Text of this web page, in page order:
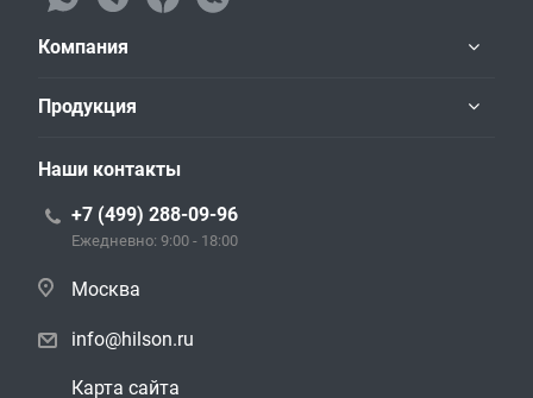
Компания
Продукция
Наши контакты
+7 (499) 288-09-96
Ежедневно: 9:00 - 18:00
Москва
info@hilson.ru
Карта сайта